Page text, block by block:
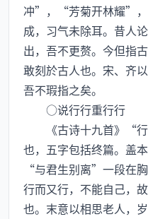
冲”，“芳菊开林耀”
成，习气未除耳。昔人
出，吾不更赘。今但指
敢刻於古人也。宋、齐
吾不瑕指之矣。
○说行行重行行
《古诗十九首》“行
也，五字包括终篇。盖
“与君生别离”一段在
行而又行，不能自己，
也。末意以相思老人，